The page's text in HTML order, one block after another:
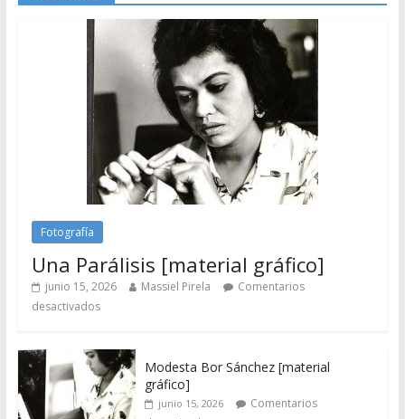
Fotografía
Una Parálisis [material gráfico]
junio 15, 2026 Massiel Pirela
Comentarios
desactivados
Modesta Bor Sánchez [material
gráfico]
junio 15, 2026
Comentarios